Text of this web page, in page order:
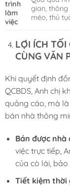
trình
làm
việc
gian,
méo, thủ
LỢI ÍCH TỐI
CÙNG VĂN
Khi quyết định
QCBDS, Anh chị
quảng cáo, mà
bán nhà thông
Bán được
việc trực tiếp,
của cò lái,
Tiết kiệm thời